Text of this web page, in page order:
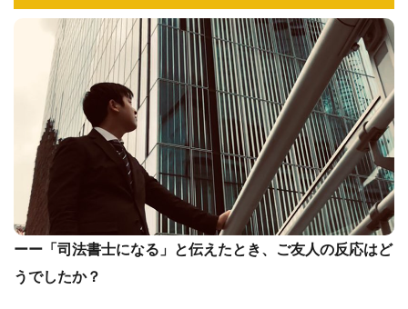
ーー「司法書士になる」と伝えたとき、ご友人の反応はど
うでしたか？